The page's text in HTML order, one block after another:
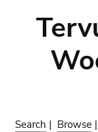
Search | Browse |